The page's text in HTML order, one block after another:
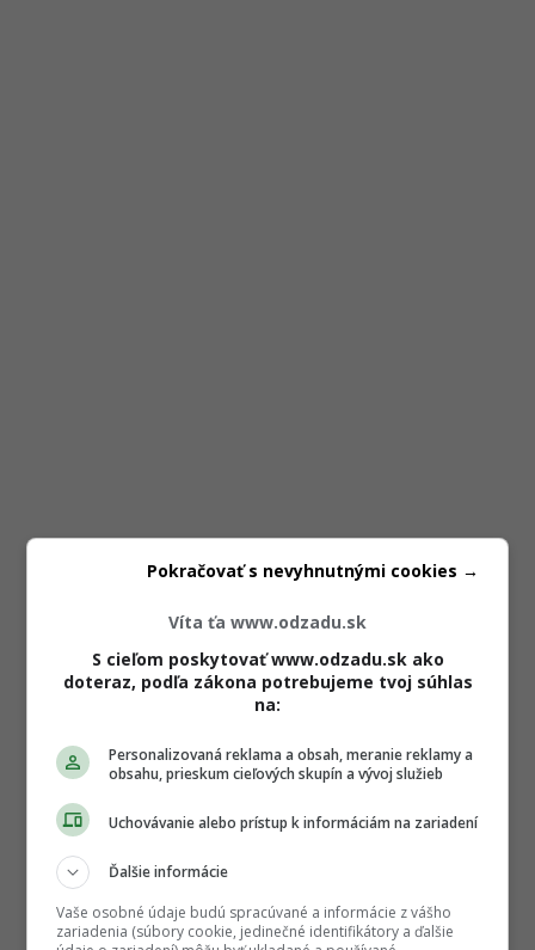
Víta ťa www.odzadu.sk
S cieľom poskytovať www.odzadu.sk ako
doteraz, podľa zákona potrebujeme tvoj súhlas
na:
Personalizovaná reklama a obsah, meranie reklamy a
obsahu, prieskum cieľových skupín a vývoj služieb
Uchovávanie alebo prístup k informáciám na zariadení
Ďalšie informácie
Vaše osobné údaje budú spracúvané a informácie z vášho
zariadenia (súbory cookie, jedinečné identifikátory a ďalšie
Pokračovať s nevyhnutnými cookies →